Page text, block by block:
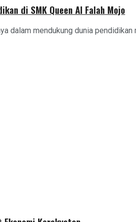
di SMK Queen Al Falah Mojo
dalam mendukung dunia pendidikan